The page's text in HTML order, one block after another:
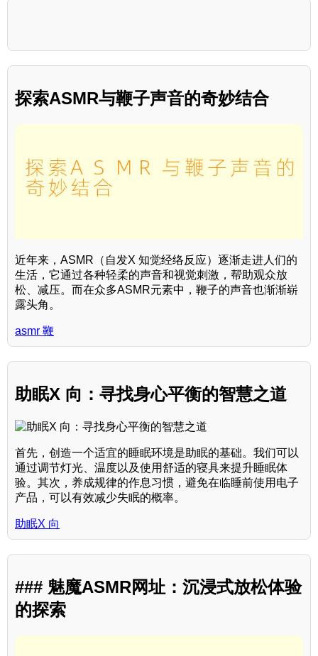
探索ASMR与鞭子声音的奇妙结合
近年来，ASMR（自发X 知觉经络反应）逐渐走进人们的
生活，它通过各种轻柔的声音和视觉刺激，帮助观众放
松、减压。而在众多ASMR元素中，鞭子的声音也渐渐崭
露头角。
asmr 鞭
助眠X 向：寻找身心平衡的智慧之道
首先，创造一个适宜的睡眠环境是助眠的基础。我们可以
通过调节灯光、温度以及使用舒适的寝具来提升睡眠体
验。其次，养成规律的作息习惯，避免在临睡前使用电子
产品，可以有效减少失眠的概率。
助眠X 向
### 魅魔ASMR网址：沉浸式放松体验
的探索